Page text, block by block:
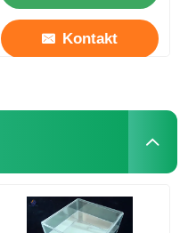
Kontakt